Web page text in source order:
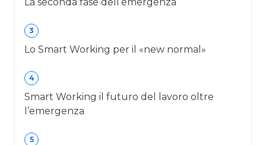
3
Lo Smart Working per il «new normal»
4
Smart Working il futuro del lavoro oltre
l’emergenza
5